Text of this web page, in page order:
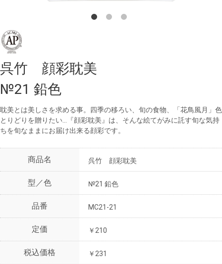
呉竹 顔彩耽美
№21 鉛色
耽美とは美しさを求める事。四季の移ろい、旬の食物、「花鳥風月」色
とりどりを贈りたい…『顔彩耽美』は、そんな絵てがみに託す旬な気持
ちを旬なままにお届け出来る顔彩です。
商品名 呉竹 顔彩耽美
型／色 №21 鉛色
品番 MC21-21
定価 ￥210
税込価格 ￥231